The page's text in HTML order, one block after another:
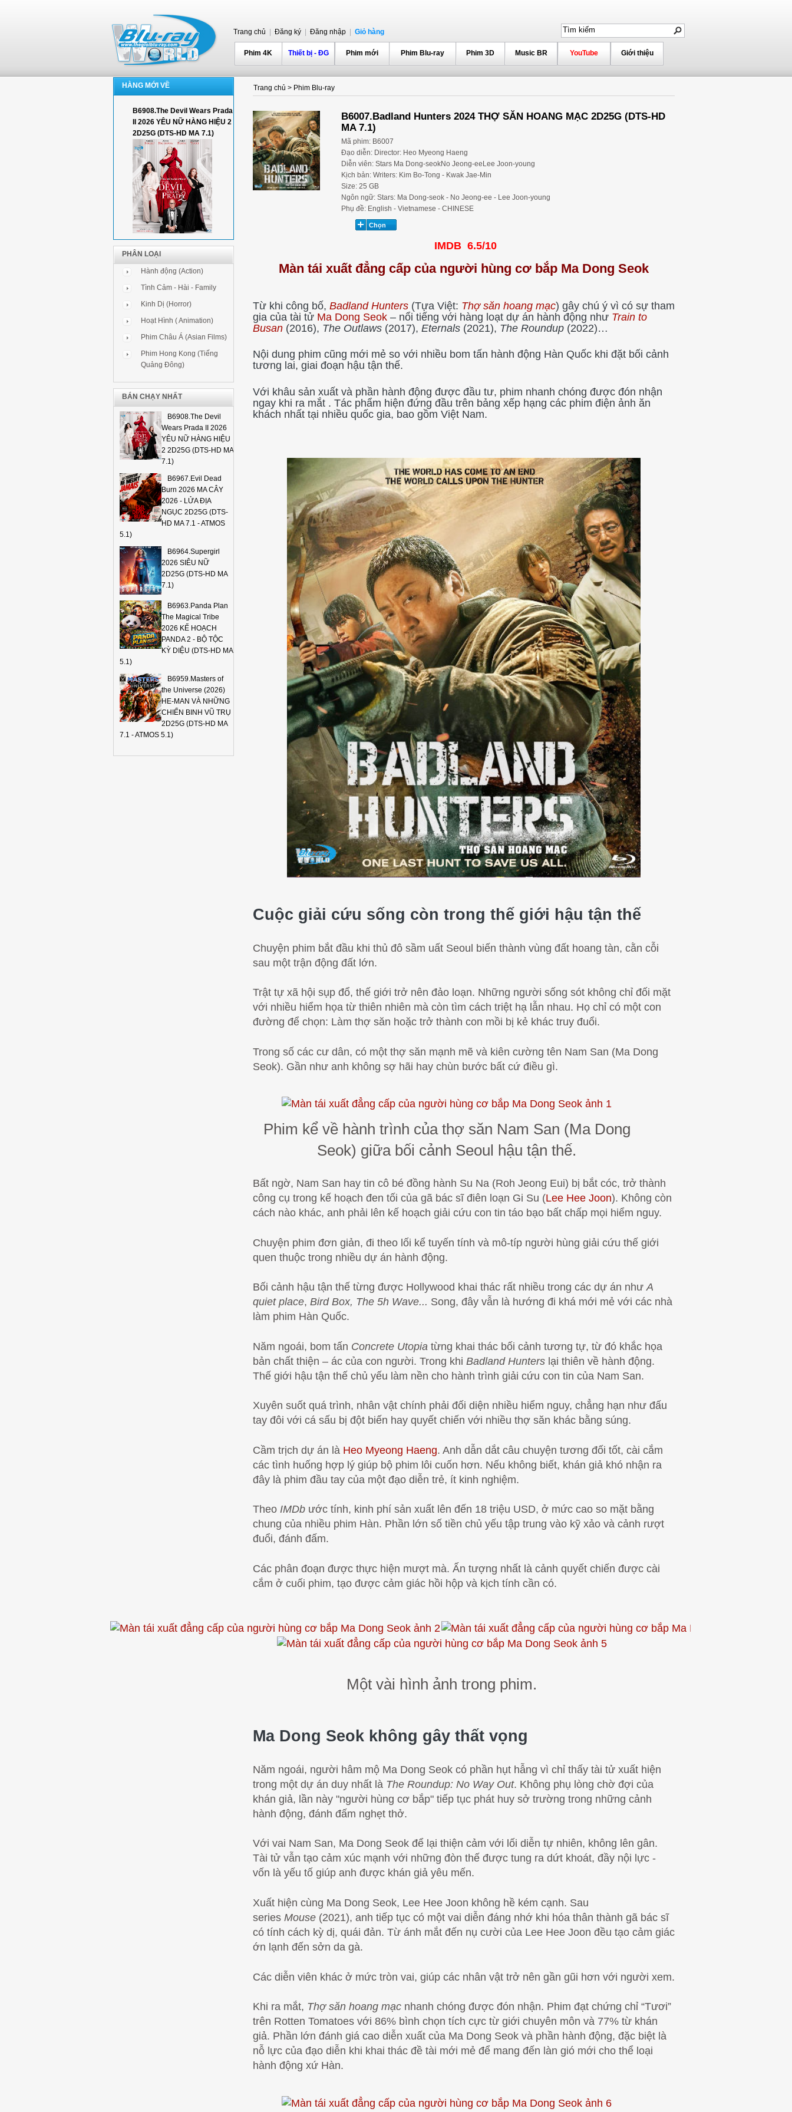
Trang chủ Đăng ký Đăng nhập Giỏ hàng
Phim 4K Thiết bị - ĐG Phim mới Phim Blu-ray Phim 3D Music BR YouTube Giới thiệu
HÀNG MỚI VỀ
B6908.The Devil Wears Prada
II 2026 YÊU NỮ HÀNG HIỆU 2
2D25G (DTS-HD MA 7.1)
PHÂN LOẠI
Hành động (Action)
Tình Cảm - Hài - Family
Kinh Dị (Horror)
Hoạt Hình ( Animation)
Phim Châu Á (Asian Films)
Phim Hong Kong (Tiếng
Quảng Đông)
BÁN CHẠY NHẤT
B6908.The Devil
Wears Prada II 2026
YÊU NỮ HÀNG HIỆU
2 2D25G (DTS-HD MA
7.1)
B6967.Evil Dead
Burn 2026 MA CÂY
2026 - LỬA ĐỊA
NGỤC 2D25G (DTS-
HD MA 7.1 - ATMOS
5.1)
B6964.Supergirl
2026 SIÊU NỮ
2D25G (DTS-HD MA
7.1)
B6963.Panda Plan
The Magical Tribe
2026 KẾ HOẠCH
PANDA 2 - BỘ TỘC
KỲ DIỆU (DTS-HD MA
5.1)
B6959.Masters of
the Universe (2026)
HE-MAN VÀ NHỮNG
CHIẾN BINH VŨ TRỤ
2D25G (DTS-HD MA
7.1 - ATMOS 5.1)
Trang chủ > Phim Blu-ray
B6007.Badland Hunters 2024 THỢ SĂN HOANG MẠC 2D25G (DTS-HD
MA 7.1)
Mã phim: B6007
Đạo diễn: Director: Heo Myeong Haeng
Diễn viên: Stars Ma Dong-seokNo Jeong-eeLee Joon-young
Kịch bản: Writers: Kim Bo-Tong - Kwak Jae-Min
Size: 25 GB
Ngôn ngữ: Stars: Ma Dong-seok - No Jeong-ee - Lee Joon-young
Phụ đề: English - Vietnamese - CHINESE
IMDB 6.5/10
Màn tái xuất đẳng cấp của người hùng cơ bắp Ma Dong Seok
Từ khi công bố, Badland Hunters (Tựa Việt: Thợ săn hoang mạc) gây chú ý vì có sự tham
gia của tài tử Ma Dong Seok – nổi tiếng với hàng loạt dự án hành động như Train to
Busan (2016), The Outlaws (2017), Eternals (2021), The Roundup (2022)…
Nội dung phim cũng mới mẻ so với nhiều bom tấn hành động Hàn Quốc khi đặt bối cảnh
tương lai, giai đoạn hậu tận thế.
Với khâu sản xuất và phần hành động được đầu tư, phim nhanh chóng được đón nhận
ngay khi ra mắt . Tác phẩm hiện đứng đầu trên bảng xếp hạng các phim điện ảnh ăn
khách nhất tại nhiều quốc gia, bao gồm Việt Nam.
Cuộc giải cứu sống còn trong thế giới hậu tận thế
Chuyện phim bắt đầu khi thủ đô sầm uất Seoul biến thành vùng đất hoang tàn, cằn cỗi
sau một trận động đất lớn.
Trật tự xã hội sụp đổ, thế giới trở nên đảo loạn. Những người sống sót không chỉ đối mặt
với nhiều hiểm họa từ thiên nhiên mà còn tìm cách triệt hạ lẫn nhau. Họ chỉ có một con
đường để chọn: Làm thợ săn hoặc trở thành con mồi bị kẻ khác truy đuổi.
Trong số các cư dân, có một thợ săn mạnh mẽ và kiên cường tên Nam San (Ma Dong
Seok). Gần như anh không sợ hãi hay chùn bước bất cứ điều gì.
Phim kể về hành trình của thợ săn Nam San (Ma Dong
Seok) giữa bối cảnh Seoul hậu tận thế.
Bất ngờ, Nam San hay tin cô bé đồng hành Su Na (Roh Jeong Eui) bị bắt cóc, trở thành
công cụ trong kế hoạch đen tối của gã bác sĩ điên loạn Gi Su (Lee Hee Joon). Không còn
cách nào khác, anh phải lên kế hoạch giải cứu con tin táo bạo bất chấp mọi hiểm nguy.
Chuyện phim đơn giản, đi theo lối kể tuyến tính và mô-típ người hùng giải cứu thế giới
quen thuộc trong nhiều dự án hành động.
Bối cảnh hậu tận thế từng được Hollywood khai thác rất nhiều trong các dự án nhưA
quiet place, Bird Box, The 5h Wave... Song, đây vẫn là hướng đi khá mới mẻ với các nhà
làm phim Hàn Quốc.
Năm ngoái, bom tấn Concrete Utopia từng khai thác bối cảnh tương tự, từ đó khắc họa
bản chất thiện – ác của con người. Trong khi Badland Hunters lại thiên về hành động.
Thế giới hậu tận thế chủ yếu làm nền cho hành trình giải cứu con tin của Nam San.
Xuyên suốt quá trình, nhân vật chính phải đối diện nhiều hiểm nguy, chẳng hạn như đấu
tay đôi với cá sấu bị đột biến hay quyết chiến với nhiều thợ săn khác bằng súng.
Cầm trịch dự án là Heo Myeong Haeng. Anh dẫn dắt câu chuyện tương đối tốt, cài cắm
các tình huống hợp lý giúp bộ phim lôi cuốn hơn. Nếu không biết, khán giả khó nhận ra
đây là phim đầu tay của một đạo diễn trẻ, ít kinh nghiệm.
Theo IMDb ước tính, kinh phí sản xuất lên đến 18 triệu USD, ở mức cao so mặt bằng
chung của nhiều phim Hàn. Phần lớn số tiền chủ yếu tập trung vào kỹ xảo và cảnh rượt
đuổi, đánh đấm.
Các phân đoạn được thực hiện mượt mà. Ấn tượng nhất là cảnh quyết chiến được cài
cắm ở cuối phim, tạo được cảm giác hồi hộp và kịch tính cần có.
Một vài hình ảnh trong phim.
Ma Dong Seok không gây thất vọng
Năm ngoái, người hâm mộ Ma Dong Seok có phần hụt hẫng vì chỉ thấy tài tử xuất hiện
trong một dự án duy nhất là The Roundup: No Way Out. Không phụ lòng chờ đợi của
khán giả, lần này "người hùng cơ bắp" tiếp tục phát huy sở trường trong những cảnh
hành động, đánh đấm nghẹt thở.
Với vai Nam San, Ma Dong Seok để lại thiện cảm với lối diễn tự nhiên, không lên gân.
Tài tử vẫn tạo cảm xúc mạnh với những đòn thế được tung ra dứt khoát, đầy nội lực -
vốn là yếu tố giúp anh được khán giả yêu mến.
Xuất hiện cùng Ma Dong Seok, Lee Hee Joon không hề kém cạnh. Sau
series Mouse (2021), anh tiếp tục có một vai diễn đáng nhớ khi hóa thân thành gã bác sĩ
có tính cách kỳ dị, quái đản. Từ ánh mắt đến nụ cười của Lee Hee Joon đều tạo cảm giác
ớn lạnh đến sởn da gà.
Các diễn viên khác ở mức tròn vai, giúp các nhân vật trở nên gần gũi hơn với người xem.
Khi ra mắt, Thợ săn hoang mạc nhanh chóng được đón nhận. Phim đạt chứng chỉ “Tươi”
trên Rotten Tomatoes với 86% bình chọn tích cực từ giới chuyên môn và 77% từ khán
giả. Phần lớn đánh giá cao diễn xuất của Ma Dong Seok và phần hành động, đặc biệt là
nỗ lực của đạo diễn khi khai thác đề tài mới mẻ để mang đến làn gió mới cho thể loại
hành động xứ Hàn.